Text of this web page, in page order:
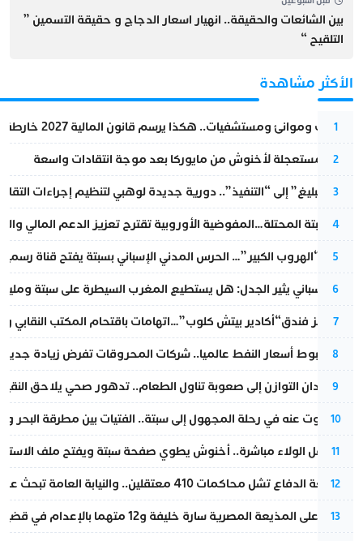
بين الشائعات والحقيقة.. انهيار اسعار الدجاج و حقيقة التسمين ”
التلقيح “
الأكثر مشاهدة
1
قطارات وموانئ ومستشفيات.. هكذا يرسم قانون المالية 2027 خارطة المغرب المقبل
2
عودة مستعجلة لأخنوش من مايوركا بعد موجة انتقادات واسعة
3
من “التبليغ” إلى “التنفيذ”.. دورية جديدة لوهبي لتنظيم إجراءات
4
أزمة سبتة المحتلة…المفوضية الأوروبية تقترح تعزيز الدعم المالي
5
عملية “الهروب الكبير”… الحرس المدني الإسباني بسبتة يفتح قناة
6
تقرير إسباني يثير الجدل: هل يستطيع المغرب السيطرة على سبتة
7
أزمة تهز فندق“أكادير بيتش كلوب”…اتهامات باقتحام المكتب النقابي
8
رغم هبوط أسعار النفط عالميا.. شركات المحروقات تفرض زيادة
9
من فقدان التوازن إلى صعوبة تناول الطعام.. تدهور صحي يلاحق النقيب
10
المسكوت عنه في رحلة المجهول إلى سبتة.. الفتيات بين مطرقة البحر
11
بعد حفل الولاء مباشرة.. أخنوش يطوي صفحة سبتة ويفتح ملف
12
مقاطعة الدفاع تشل محاكمات 410 معتقلين.. والنيابة العامة تبحث عن حل قانوني
13
الحكم على المذيعة المصرية سارة خليفة و12 متهما بالإعدام في قضية هزت بلاد الفراعنة